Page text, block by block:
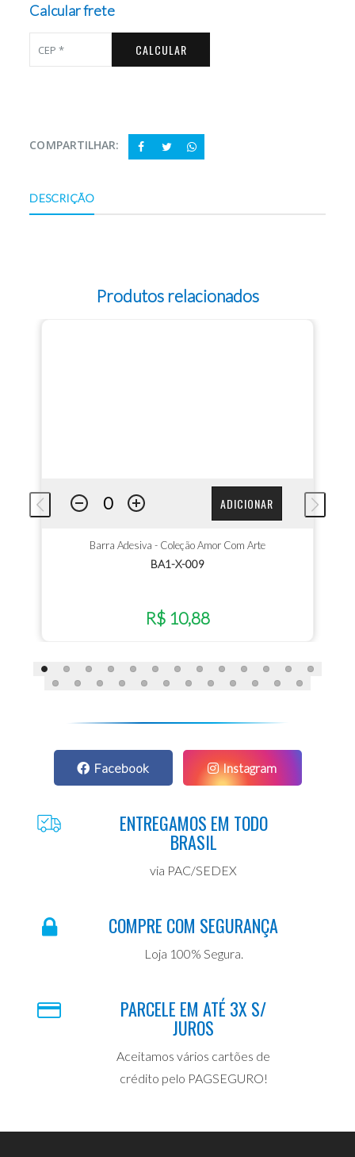
Calcular frete
CALCULAR
COMPARTILHAR:
DESCRIÇÃO
Produtos relacionados
ADICIONAR
Barra Adesiva - Coleção Amor Com Arte
BA1-X-009
R$ 10,88
Facebook Instagram
ENTREGAMOS EM TODO
BRASIL
via PAC/SEDEX
COMPRE COM SEGURANÇA
Loja 100% Segura.
PARCELE EM ATÉ 3X S/
JUROS
Aceitamos vários cartões de
crédito pelo PAGSEGURO!